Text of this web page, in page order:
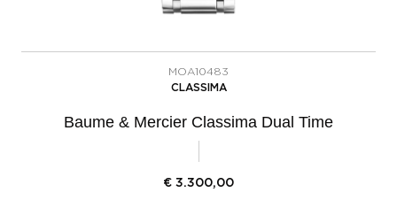
MOA10483
CLASSIMA
Baume & Mercier Classima Dual Time
€ 3.300,00